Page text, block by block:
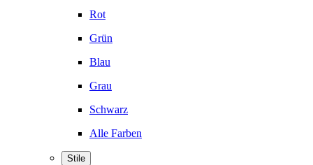
Rot
Grün
Blau
Grau
Schwarz
Alle Farben
Stile